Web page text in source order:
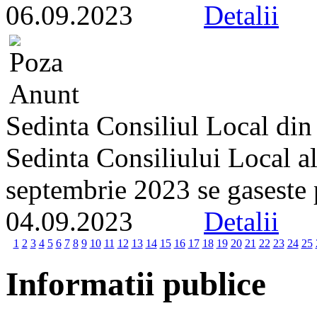
06.09.2023 Detalii
Sedinta Consiliul Local
Sedinta Consiliului Local
septembrie 2023 se
04.09.2023 Detalii
1 2 3 4 5 6 7 8 9 10 11 12 13 14 15 16 17 18 19 20 21 22 23 24 25
Informatii publice